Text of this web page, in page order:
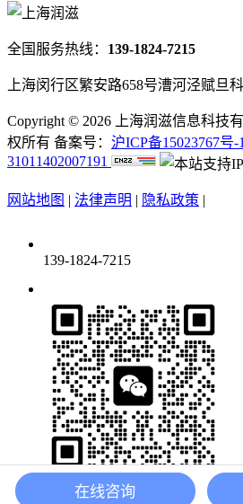
全国服务热线： 139-1824-7215
上海闵行区繁安路658号漕河泾赋旦
Copyright © 2026 上海润滋信息科技
权所有 备案号： 沪ICP备15023767号-1
31011402007191
网站地图 | 法律声明 | 隐私政策 |
139-1824-7215
在线咨询